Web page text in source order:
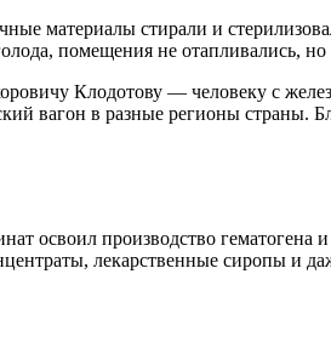
материалы стирали и
помещения не отапливались, но
Клодотову — человеку с
вагон в разные регионы страны.
освоил производство гематогена
лекарственные сиропы и